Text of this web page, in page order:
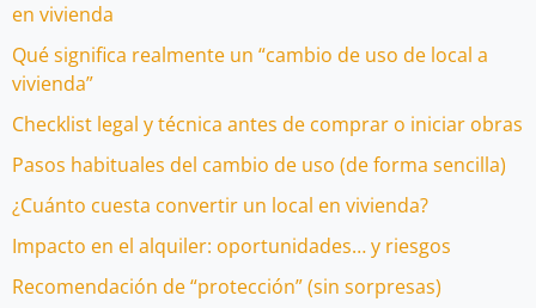
en vivienda
Qué significa realmente un “cambio de uso de local a
vivienda”
Checklist legal y técnica antes de comprar o iniciar obras
Pasos habituales del cambio de uso (de forma sencilla)
¿Cuánto cuesta convertir un local en vivienda?
Impacto en el alquiler: oportunidades… y riesgos
Recomendación de “protección” (sin sorpresas)